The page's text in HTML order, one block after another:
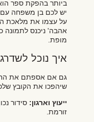
ביותר בהפקת ספר
יש לכם בן משפחה עם
על עצמו את מלאכת
אהבה' ניכנס לתמונה
מופת.
איך נוכל
גם אם אספתם את
שיהפכו את הקובץ
ייעוץ וארגון: סידור
זורמת.